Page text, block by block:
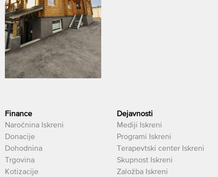
Finance
Naročnina Iskreni
Donacije
Dohodnina
Trgovina
Kotizacije
Dejavnosti
Mediji Iskreni
Programi Iskreni
Terapevtski center Iskreni
Skupnost Iskreni
Založba Iskreni